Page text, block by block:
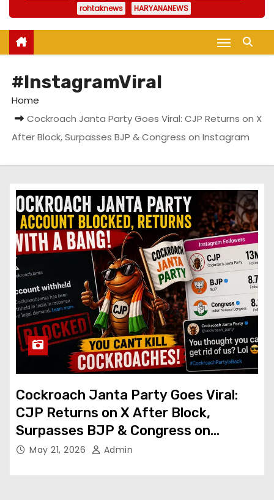
rohtaknews
HARYANANEWS
#InstagramViral
Home
Cockroach Janta Party Goes Viral: CJP Returns on X
After Block, Surpasses BJP & Congress on Instagram
Cockroach Janta Party Goes Viral:
CJP Returns on X After Block,
Surpasses BJP & Congress on
Instagram
May 21, 2026 Admin